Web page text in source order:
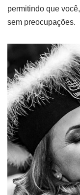
permitindo que você,
sem preocupações.